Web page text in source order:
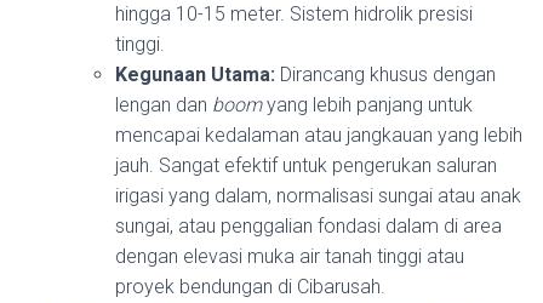
hingga 10-15 meter. Sistem hidrolik presisi
tinggi.
Kegunaan Utama: Dirancang khusus dengan
lengan dan boomyang lebih panjang untuk
mencapai kedalaman atau jangkauan yang lebih
jauh. Sangat efektif untuk pengerukan saluran
irigasi yang dalam, normalisasi sungai atau anak
sungai, atau penggalian fondasi dalam di area
dengan elevasi muka air tanah tinggi atau
proyek bendungan di Cibarusah.